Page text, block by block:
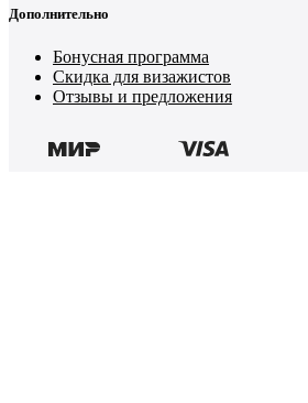
Дополнительно
Бонусная программа
Скидка для визажистов
Отзывы и предложения